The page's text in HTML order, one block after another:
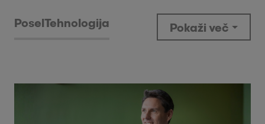
PoselTehnologija Pokaži več